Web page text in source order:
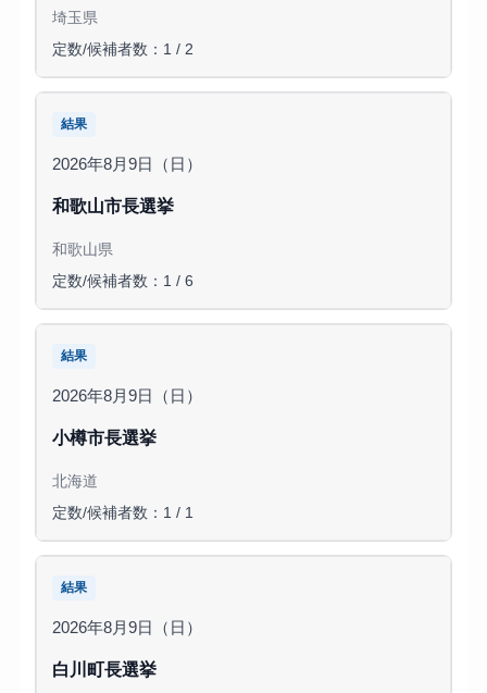
埼玉県
定数/候補者数：1 / 2
結果
2026年8月9日（日）
和歌山市長選挙
和歌山県
定数/候補者数：1 / 6
結果
2026年8月9日（日）
小樽市長選挙
北海道
定数/候補者数：1 / 1
結果
2026年8月9日（日）
白川町長選挙